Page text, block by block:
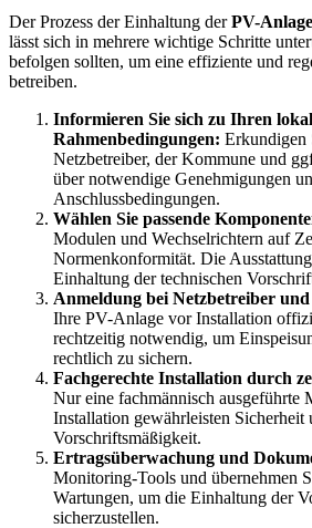
Der Prozess der Einhaltung derPV-
lässt sich in mehrere wichtige Schritte
befolgen sollten, um eine effiziente und
betreiben.
Informieren Sie sich zu Ihren
Rahmenbedingungen: Erkundigen
Netzbetreiber, der Kommune und
über notwendige Genehmigungen
Anschlussbedingungen.
Wählen Sie passende
Modulen und Wechselrichtern auf
Normenkonformität. Die
Einhaltung der technischen
Anmeldung bei Netzbetreiber
Ihre PV-Anlage vor Installation
rechtzeitig notwendig, um
rechtlich zu sichern.
Fachgerechte Installation durch
Nur eine fachmännisch ausgeführte
Installation gewährleisten Sicherheit
Vorschriftsmäßigkeit.
Ertragsüberwachung und
Monitoring-Tools und übernehmen
Wartungen, um die Einhaltung der
sicherzustellen.